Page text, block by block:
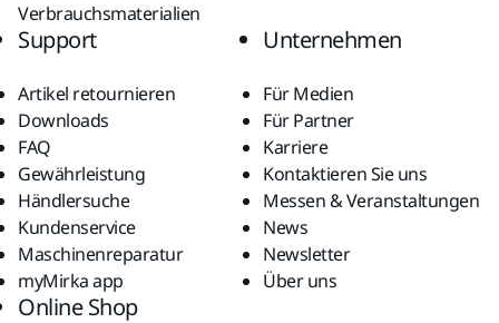
Verbrauchsmaterialien
Support
Artikel retournieren
Downloads
FAQ
Gewährleistung
Händlersuche
Kundenservice
Maschinenreparatur
myMirka app
Unternehmen
Für Medien
Für Partner
Karriere
Kontaktieren Sie uns
Messen & Veranstaltungen
News
Newsletter
Über uns
Online Shop